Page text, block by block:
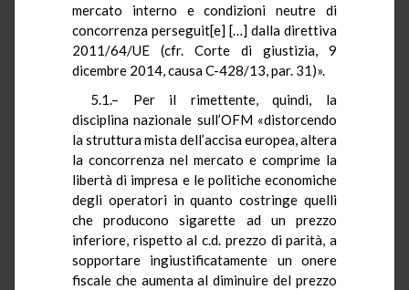
mercato interno e condizioni neutre di
concorrenza perseguit[e] […] dalla direttiva
2011/64/UE (cfr. Corte di giustizia, 9
dicembre 2014, causa C-428/13, par. 31)».
5.1.– Per il rimettente, quindi, la
disciplina nazionale sull’OFM «distorcendo
la struttura mista dell’accisa europea, altera
la concorrenza nel mercato e comprime la
libertà di impresa e le politiche economiche
degli operatori in quanto costringe quelli
che producono sigarette ad un prezzo
inferiore, rispetto al c.d. prezzo di parità, a
sopportare ingiustificatamente un onere
fiscale che aumenta al diminuire del prezzo